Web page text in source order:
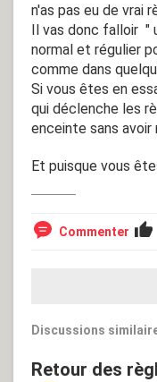
n'as pas eu de vrai
Il vas donc falloir "
normal et régulier
comme dans
Si vous êtes en
qui déclenche les
enceinte sans avoir
Et puisque vous
Commenter
Discussions
Retour des